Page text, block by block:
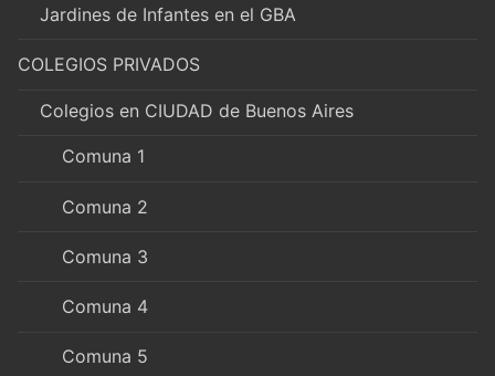
Jardines de Infantes en el GBA
COLEGIOS PRIVADOS
Colegios en CIUDAD de Buenos Aires
Comuna 1
Comuna 2
Comuna 3
Comuna 4
Comuna 5